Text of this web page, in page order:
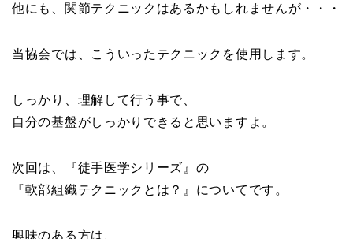
他にも、関節テクニックはあるかもしれませんが・・・
当協会では、こういったテクニックを使用します。
しっかり、理解して行う事で、
自分の基盤がしっかりできると思いますよ。
次回は、『徒手医学シリーズ』の
『軟部組織テクニックとは？』についてです。
興味のある方は、